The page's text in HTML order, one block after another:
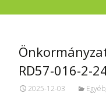
RD57-016-2-
2025-12-03 Egyéb